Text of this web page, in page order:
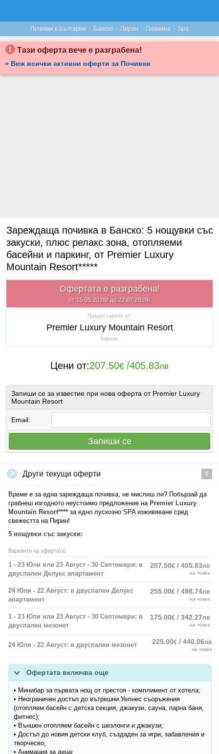
Почивки в България · Банско · Пирин · Планина · Spa
Тази оферта вече е разграбена!
» Виж всички активни оферти за Почивки
Зареждаща почивка в Банско: 5 нощувки със
закуски, плюс релакс зона, отопляеми
басейни и паркинг, от Premier Luxury
Mountain Resort*****
Офертата е разграбена!
от 15.05.2026г до 22.07.2026г
Предоставено от:
Premier Luxury Mountain Resort
Банско
Цени от:207.50€ /405.83лв
Запиши се за известие при нова оферта от Premier Luxury
Mountain Resort
Email:
Запиши се
Други текущи оферти 6
Време е за една зареждаща почивка, не мислиш ли? Побързай да
грабнеш изгодното неустоимо предложение на Premier Luxury
Mountain Resort**** за едно лускозно SPA изживяване сред
свежестта на Пирин!
5 нощувки със закуски:
Варианти на офертата:
1 - 23 Юли или 23 Август - 30 Септември: в
двуспален Делукс апартамент
207.50€ / 405.83лв
на човек
24 Юли - 22 Август: в двуспален Делукс
апартамент
255.00€ / 498.74лв
на човек
1 - 23 Юли или 23 Август - 30 Септември: в
двуспален мезонет
175.00€ / 342.27лв
на човек
24 Юли - 22 Август: в двуспален мезонет 225.00€ / 440.06лв
на човек
Офертата включва още
• Минибар за първата нощ от престоя - комплимент от хотела;
• Неограничен достъп до вътрешни Уелнес съоръжения
(отопляем басейн с детска секция, джакузи, сауна, парна баня,
фитнес);
• Външен отопляем басейн с шезлонги и джакузи;
• Достъп до новия детски клуб, създаден за игри, забавления и
творчесво;
• Анимация за деца;